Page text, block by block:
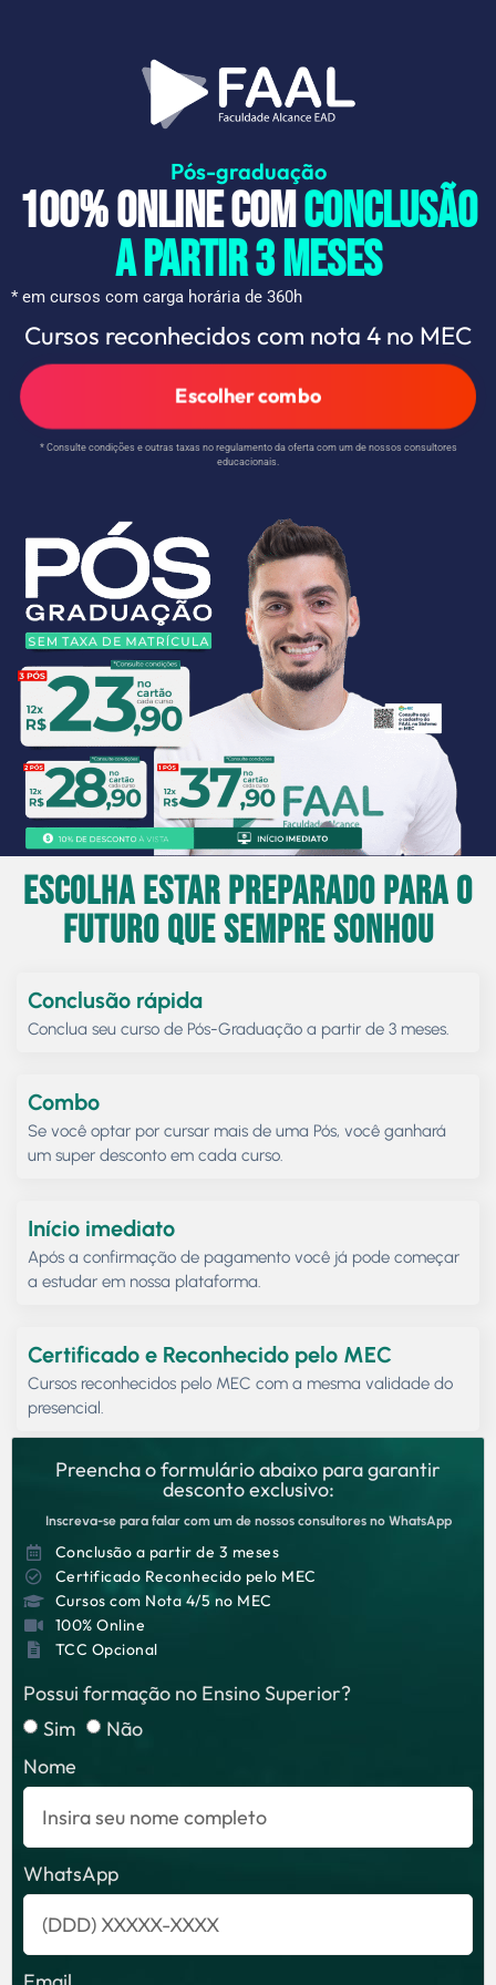
Pós-graduação
100% online comconclusão
A PARTIR 3 meses
* em cursos com carga horária de 360h
Cursos reconhecidos com nota 4 no MEC
Escolher combo
* Consulte condições e outras taxas no regulamento da oferta com um de nossos consultores
educacionais.
Escolha estar preparado para o
futuro que sempre sonhou
Conclusão rápida
Conclua seu curso de Pós-Graduação a partir de 3 meses.
Combo
Se você optar por cursar mais de uma Pós, você ganhará
um super desconto em cada curso.
Início imediato
Após a confirmação de pagamento você já pode começar
a estudar em nossa plataforma.
Certificado e Reconhecido pelo MEC
Cursos reconhecidos pelo MEC com a mesma validade do
presencial.
Preencha o formulário abaixo para garantir
desconto exclusivo:
Inscreva-se para falar com um de nossos consultores no WhatsApp
Conclusão a partir de 3 meses
Certificado Reconhecido pelo MEC
Cursos com Nota 4/5 no MEC
100% Online
TCC Opcional
Possui formação no Ensino Superior?
Sim
Não
Nome
WhatsApp